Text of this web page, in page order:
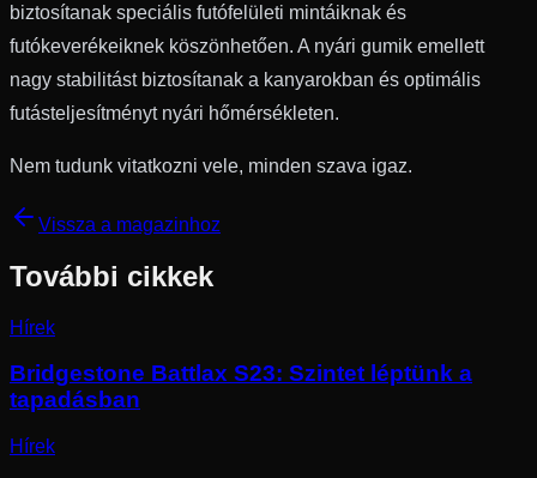
biztosítanak speciális futófelületi mintáiknak és
futókeverékeiknek köszönhetően. A nyári gumik emellett
nagy stabilitást biztosítanak a kanyarokban és optimális
futásteljesítményt nyári hőmérsékleten.
Nem tudunk vitatkozni vele, minden szava igaz.
Vissza a magazinhoz
További cikkek
Hírek
Bridgestone Battlax S23: Szintet léptünk a
tapadásban
Hírek